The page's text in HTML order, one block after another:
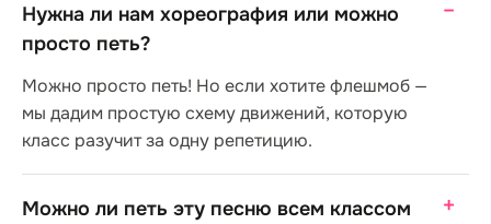
Нужна ли нам хореография или можно
просто петь?
Можно просто петь! Но если хотите флешмоб —
мы дадим простую схему движений, которую
класс разучит за одну репетицию.
Можно ли петь эту песню всем классом